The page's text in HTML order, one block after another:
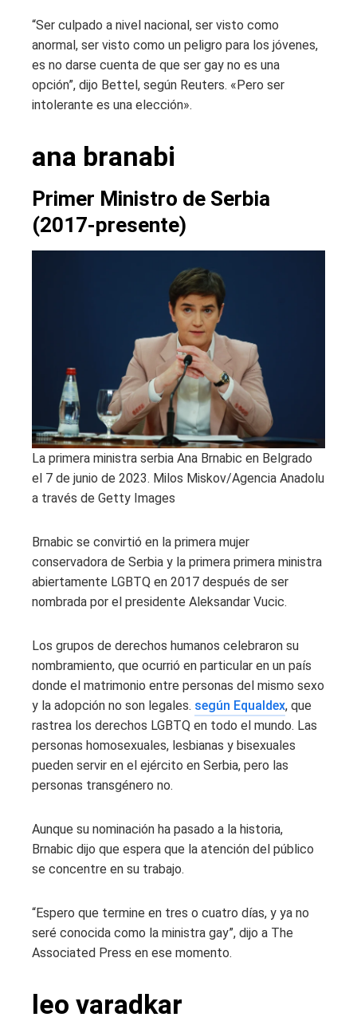
“Ser culpado a nivel nacional, ser visto como
anormal, ser visto como un peligro para los jóvenes,
es no darse cuenta de que ser gay no es una
opción”, dijo Bettel, según Reuters. «Pero ser
intolerante es una elección».
ana branabi
Primer Ministro de Serbia
(2017-presente)
La primera ministra serbia Ana Brnabic en Belgrado
el 7 de junio de 2023. Milos Miskov/Agencia Anadolu
a través de Getty Images
Brnabic se convirtió en la primera mujer
conservadora de Serbia y la primera primera ministra
abiertamente LGBTQ en 2017 después de ser
nombrada por el presidente Aleksandar Vucic.
Los grupos de derechos humanos celebraron su
nombramiento, que ocurrió en particular en un país
donde el matrimonio entre personas del mismo sexo
y la adopción no son legales. según Equaldex, que
rastrea los derechos LGBTQ en todo el mundo. Las
personas homosexuales, lesbianas y bisexuales
pueden servir en el ejército en Serbia, pero las
personas transgénero no.
Aunque su nominación ha pasado a la historia,
Brnabic dijo que espera que la atención del público
se concentre en su trabajo.
“Espero que termine en tres o cuatro días, y ya no
seré conocida como la ministra gay”, dijo a The
Associated Press en ese momento.
leo varadkar